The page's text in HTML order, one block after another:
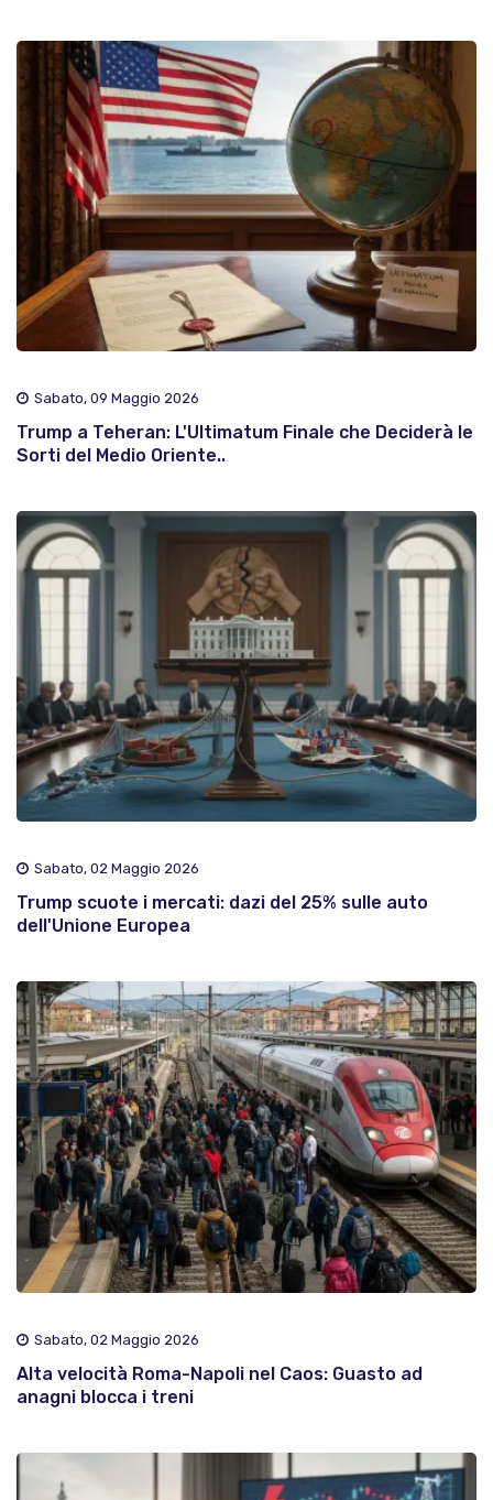
Sabato, 09 Maggio 2026
Trump a Teheran: L'Ultimatum Finale che Deciderà le
Sorti del Medio Oriente..
Sabato, 02 Maggio 2026
Trump scuote i mercati: dazi del 25% sulle auto
dell'Unione Europea
Sabato, 02 Maggio 2026
Alta velocità Roma-Napoli nel Caos: Guasto ad
anagni blocca i treni